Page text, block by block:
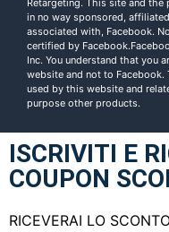
Retargeting. This site and
in no way sponsored,
associated with, Facebook.
certified by
Inc. You understand that you
website and not to
used by this website and
purpose other products.
ISCRIVITI E
COUPON
RICEVERAI LO